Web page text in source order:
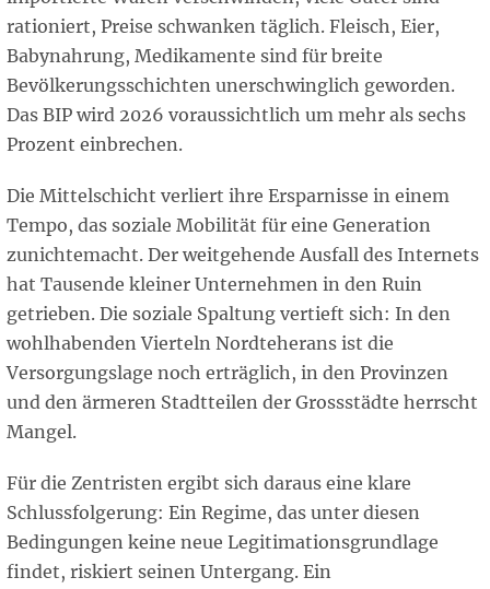
rationiert, Preise schwanken täglich. Fleisch, Eier,
Babynahrung, Medikamente sind für breite
Bevölkerungsschichten unerschwinglich geworden.
Das BIP wird 2026 voraussichtlich um mehr als sechs
Prozent einbrechen.
Die Mittelschicht verliert ihre Ersparnisse in einem
Tempo, das soziale Mobilität für eine Generation
zunichtemacht. Der weitgehende Ausfall des Internets
hat Tausende kleiner Unternehmen in den Ruin
getrieben. Die soziale Spaltung vertieft sich: In den
wohlhabenden Vierteln Nordteherans ist die
Versorgungslage noch erträglich, in den Provinzen
und den ärmeren Stadtteilen der Grossstädte herrscht
Mangel.
Für die Zentristen ergibt sich daraus eine klare
Schlussfolgerung: Ein Regime, das unter diesen
Bedingungen keine neue Legitimationsgrundlage
findet, riskiert seinen Untergang. Ein